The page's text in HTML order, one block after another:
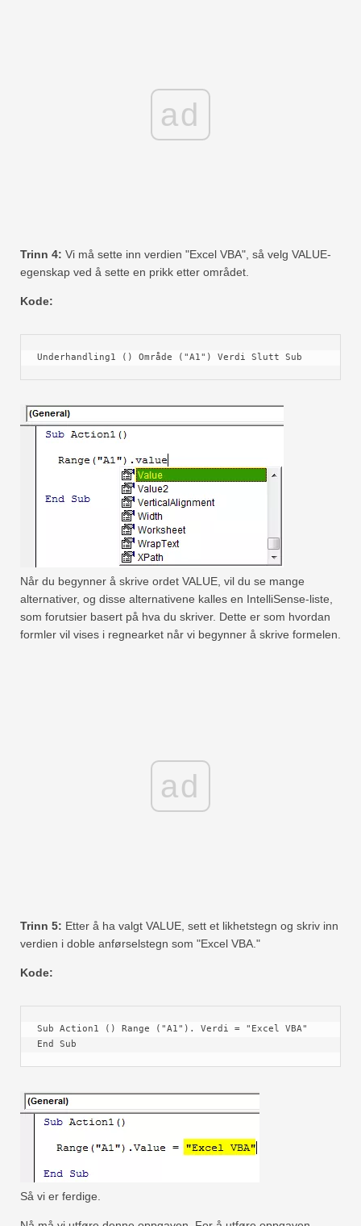
ad
Trinn 4: Vi må sette inn verdien "Excel VBA", så velg VALUE-
egenskap ved å sette en prikk etter området.
Kode:
Underhandling1 () Område ("A1") Verdi Slutt Sub
Når du begynner å skrive ordet VALUE, vil du se mange
alternativer, og disse alternativene kalles en IntelliSense-liste,
som forutsier basert på hva du skriver. Dette er som hvordan
formler vil vises i regnearket når vi begynner å skrive formelen.
ad
Trinn 5: Etter å ha valgt VALUE, sett et likhetstegn og skriv inn
verdien i doble anførselstegn som "Excel VBA."
Kode:
Sub Action1 () Range ("A1"). Verdi = "Excel VBA"
End Sub
Så vi er ferdige.